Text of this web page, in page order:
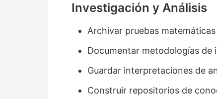
Investigación y Análisis
Archivar pruebas
Documentar metodologías de
Guardar interpretaciones de
Construir repositorios de